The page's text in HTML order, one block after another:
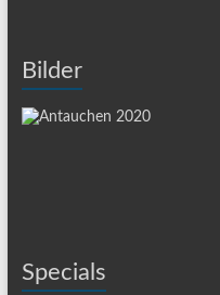
Bilder
Specials